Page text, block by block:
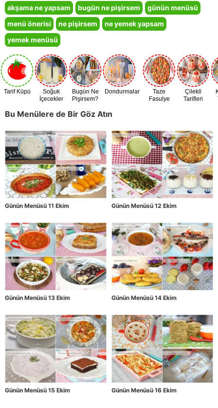
akşama ne yapsam bugün ne pişirsem
günün menüsü
menü önerisi
ne pişirsem
ne yemek yapsam
yemek menüsü
Tarif Küpü
Soğuk
İçecekler
Bugün Ne
Pişirsem?
Dondurmalar
Taze
Fasulye
Çilekli
Tarifleri
Bu Menülere de Bir Göz Atın
Günün Menüsü 11 Ekim Günün Menüsü 12 Ekim
Günün Menüsü 13 Ekim Günün Menüsü 14 Ekim
Günün Menüsü 15 Ekim Günün Menüsü 16 Ekim